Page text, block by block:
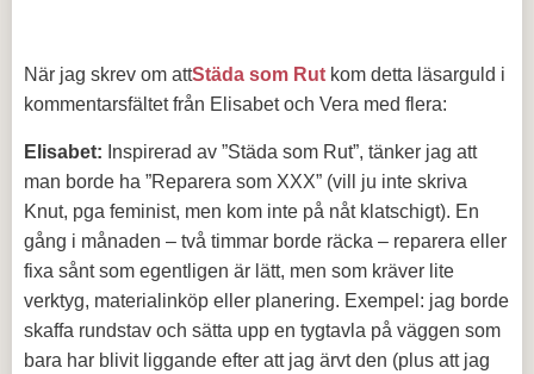
När jag skrev om attStäda som Rut kom detta läsarguld i
kommentarsfältet från Elisabet och Vera med flera:
Elisabet: Inspirerad av ”Städa som Rut”, tänker jag att
man borde ha ”Reparera som XXX” (vill ju inte skriva
Knut, pga feminist, men kom inte på nåt klatschigt). En
gång i månaden – två timmar borde räcka – reparera eller
fixa sånt som egentligen är lätt, men som kräver lite
verktyg, materialinköp eller planering. Exempel: jag borde
skaffa rundstav och sätta upp en tygtavla på väggen som
bara har blivit liggande efter att jag ärvt den (plus att jag